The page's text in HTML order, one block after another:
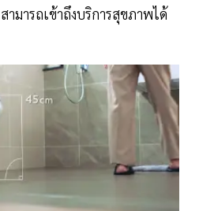
ามารถเข้าถึงบริการสุขภาพได้